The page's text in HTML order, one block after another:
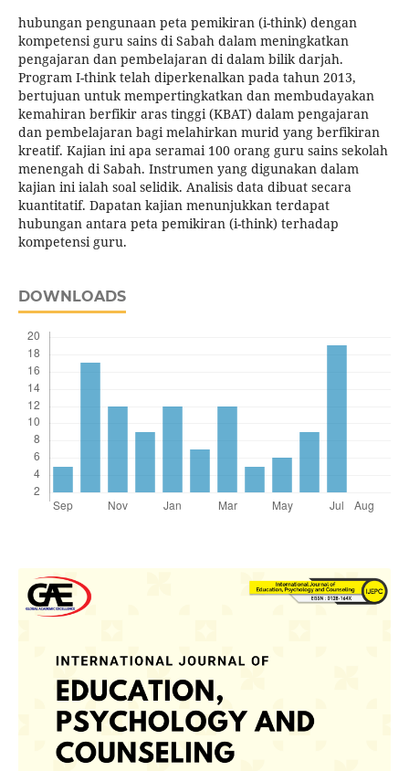
hubungan pengunaan peta pemikiran (i-think) dengan
kompetensi guru sains di Sabah dalam meningkatkan
pengajaran dan pembelajaran di dalam bilik darjah.
Program I-think telah diperkenalkan pada tahun 2013,
bertujuan untuk mempertingkatkan dan membudayakan
kemahiran berfikir aras tinggi (KBAT) dalam pengajaran
dan pembelajaran bagi melahirkan murid yang berfikiran
kreatif. Kajian ini apa seramai 100 orang guru sains sekolah
menengah di Sabah. Instrumen yang digunakan dalam
kajian ini ialah soal selidik. Analisis data dibuat secara
kuantitatif. Dapatan kajian menunjukkan terdapat
hubungan antara peta pemikiran (i-think) terhadap
kompetensi guru.
DOWNLOADS